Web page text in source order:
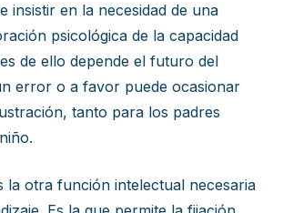
insistir en la necesidad de una
psicológica de la capacidad
de ello depende el futuro del
error o a favor puede ocasionar
tanto para los padres
la otra función intelectual necesaria